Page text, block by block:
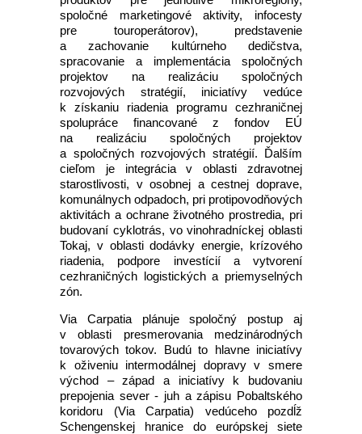
spoločné marketingové aktivity, infocesty
pre touroperátorov), predstavenie
a zachovanie kultúrneho dedičstva,
spracovanie a implementácia spoločných
projektov na realizáciu spoločných
rozvojových stratégií, iniciatívy vedúce
k získaniu riadenia programu cezhraničnej
spolupráce financované z fondov EÚ
na realizáciu spoločných projektov
a spoločných rozvojových stratégií. Ďalším
cieľom je integrácia v oblasti zdravotnej
starostlivosti, v osobnej a cestnej doprave,
komunálnych odpadoch, pri protipovodňových
aktivitách a ochrane životného prostredia, pri
budovaní cyklotrás, vo vinohradníckej oblasti
Tokaj, v oblasti dodávky energie, krízového
riadenia, podpore investícií a vytvorení
cezhraničných logistických a priemyselných
zón.
Via Carpatia plánuje spoločný postup aj
v oblasti presmerovania medzinárodných
tovarových tokov. Budú to hlavne iniciatívy
k oživeniu intermodálnej dopravy v smere
východ – západ a iniciatívy k budovaniu
prepojenia sever - juh a zápisu Pobaltského
koridoru (Via Carpatia) vedúceho pozdĺž
Schengenskej hranice do európskej siete